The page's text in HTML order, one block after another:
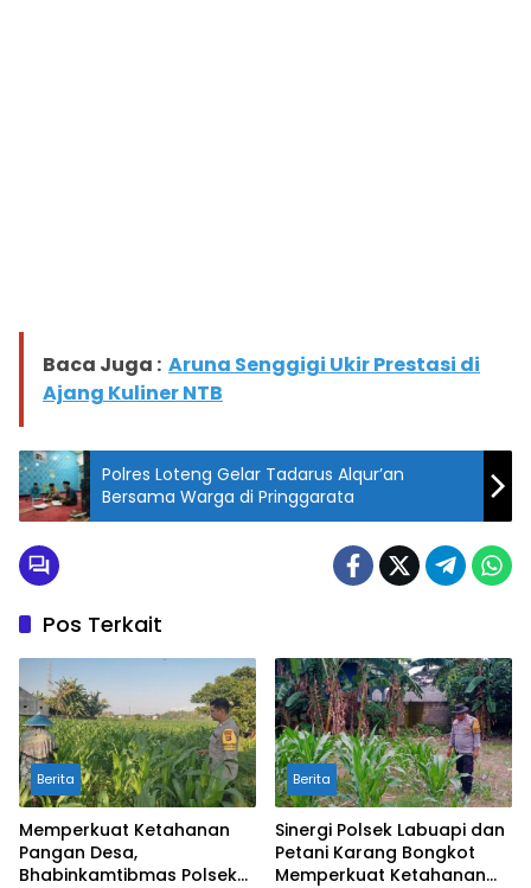
Baca Juga : Aruna Senggigi Ukir Prestasi di
Ajang Kuliner NTB
Polres Loteng Gelar Tadarus Alqur’an
Bersama Warga di Pringgarata
Pos Terkait
Berita
Memperkuat Ketahanan
Pangan Desa,
Bhabinkamtibmas Polsek
Berita
Sinergi Polsek Labuapi dan
Petani Karang Bongkot
Memperkuat Ketahanan